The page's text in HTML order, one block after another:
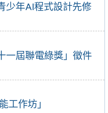
少年AI程式設計先修
一屆聯電綠獎」徵件
工作坊」